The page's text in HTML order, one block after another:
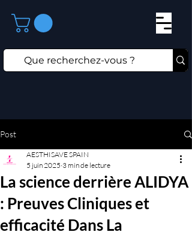
Post
La science derrière ALIDYA
: Preuves Cliniques et
efficacité Dans La
AESTHISAVE SPAIN
5 juin 2025 3 min de lecture